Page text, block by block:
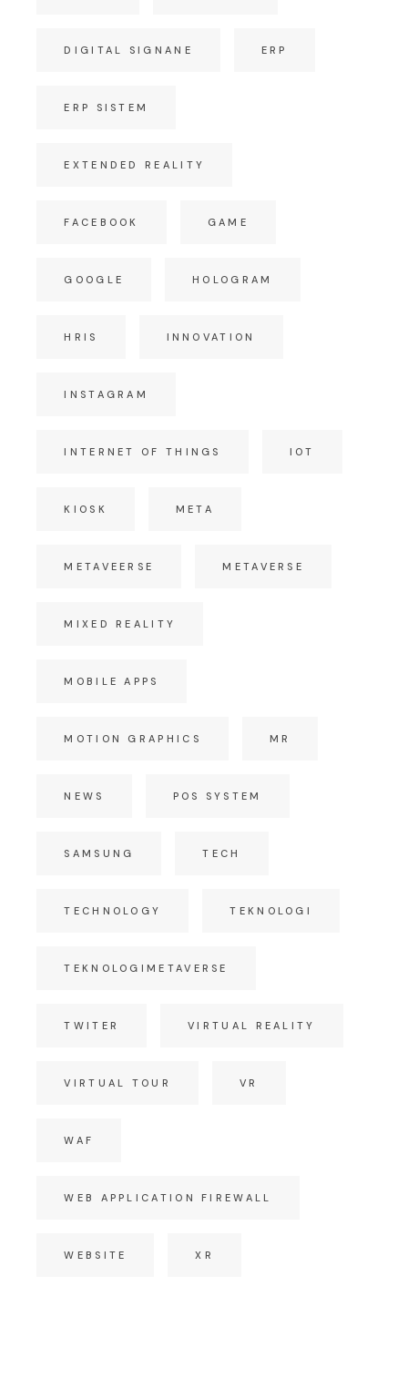
DIGITAL SIGNANE ERP
ERP SISTEM
EXTENDED REALITY
FACEBOOK GAME
GOOGLE HOLOGRAM
HRIS INNOVATION
INSTAGRAM
INTERNET OF THINGS IOT
KIOSK META
METAVEERSE METAVERSE
MIXED REALITY
MOBILE APPS
MOTION GRAPHICS MR
NEWS POS SYSTEM
SAMSUNG TECH
TECHNOLOGY TEKNOLOGI
TEKNOLOGIMETAVERSE
TWITER VIRTUAL REALITY
VIRTUAL TOUR VR
WAF
WEB APPLICATION FIREWALL
WEBSITE XR